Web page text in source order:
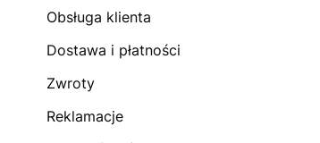
Obsługa klienta
Dostawa i płatności
Zwroty
Reklamacje